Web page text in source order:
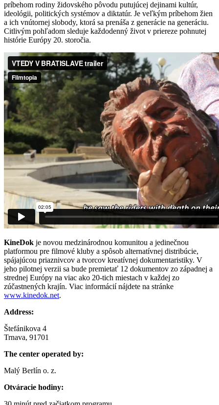
príbehom rodiny židovského pôvodu putujúcej dejinami kultúr,
ideológii, politických systémov a diktatúr. Je veľkým príbehom žien
a ich vnútornej slobody, ktorá sa prenáša z generácie na generáciu.
Citlivým pohľadom sleduje každodenný život v priereze pohnutej
histórie Európy 20. storočia.
KineDok je novou medzinárodnou komunitou a jedinečnou
platformou pre filmové kluby a spôsob alternatívnej distribúcie,
spájajúcou priaznivcov a tvorcov kreatívnej dokumentaristiky. V
jeho pilotnej verzii sa bude premietať 12 dokumentov zo západnej a
strednej Európy na viac ako 20-tich miestach v každej zo
zúčastnených krajín. Viac informácií nájdete na stránke
www.kinedok.net.
Address:
Štefánikova 4
Trnava, 91701
The center operated by:
Malý Berlín o. z.
Otváracie hodiny: